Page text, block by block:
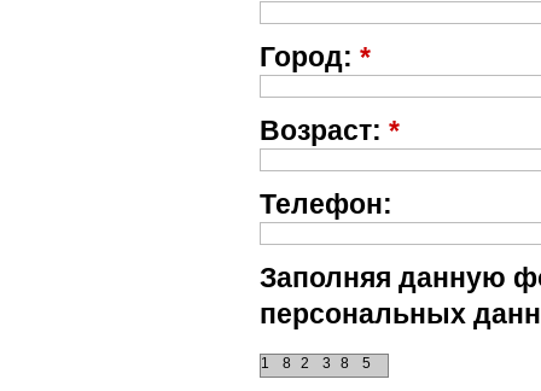
Город: *
Возраст: *
Телефон:
Заполняя данную
персональных
8
1 3 5
8
2